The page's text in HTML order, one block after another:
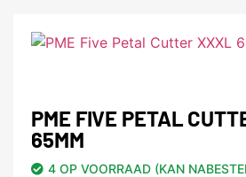
PME FIVE PETAL
65MM
4 OP VOORRAAD (KAN